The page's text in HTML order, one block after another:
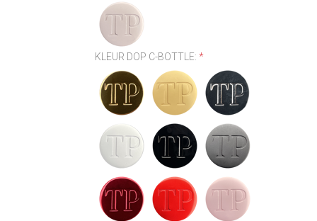
KLEUR DOP C-BOTTLE:*